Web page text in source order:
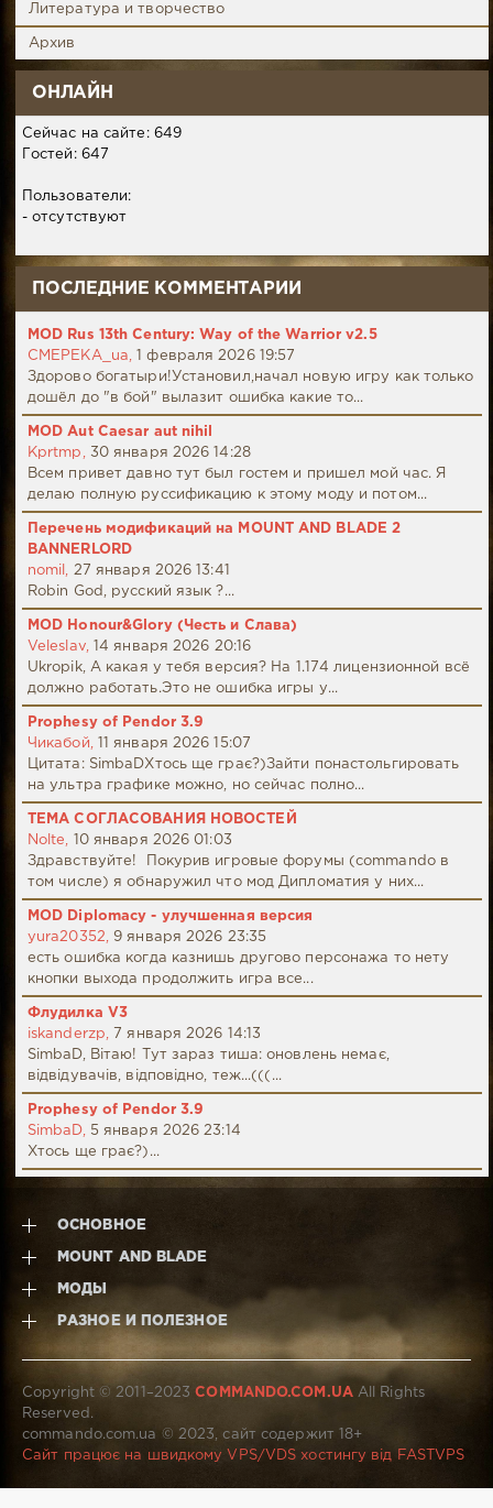
Литература и творчество
Архив
ОНЛАЙН
Сейчас на сайте: 649
Гостей: 647
Пользователи:
- отсутствуют
ПОСЛЕДНИЕ КОММЕНТАРИИ
MOD Rus 13th Century: Way of the Warrior v2.5
CMEPEKA_ua,
1 февраля 2026 19:57
Здорово богатыри!Установил,начал новую игру как только
дошёл до "в бой" вылазит ошибка какие то...
MOD Aut Caesar aut nihil
Kprtmp,
30 января 2026 14:28
Всем привет давно тут был гостем и пришел мой час. Я
делаю полную руссификацию к этому моду и потом...
Перечень модификаций на MOUNT AND BLADE 2
BANNERLORD
nomil,
27 января 2026 13:41
Robin God, русский язык ?...
MOD Honour&Glory (Честь и Слава)
Veleslav,
14 января 2026 20:16
Ukropik, А какая у тебя версия? На 1.174 лицензионной всё
должно работать.Это не ошибка игры у...
Prophesy of Pendor 3.9
Чикабой,
11 января 2026 15:07
Цитата: SimbaDХтось ще грає?)Зайти понастольгировать
на ультра графике можно, но сейчас полно...
ТЕМА СОГЛАСОВАНИЯ НОВОСТЕЙ
Nolte,
10 января 2026 01:03
Здравствуйте! Покурив игровые форумы (commando в
том числе) я обнаружил что мод Дипломатия у них...
MOD Diplomacy - улучшенная версия
yura20352,
9 января 2026 23:35
есть ошибка когда казнишь другово персонажа то нету
кнопки выхода продолжить игра все...
Флудилка V3
iskanderzp,
7 января 2026 14:13
SimbaD, Вітаю! Тут зараз тиша: оновлень немає,
відвідувачів, відповідно, теж...(((...
Prophesy of Pendor 3.9
SimbaD,
5 января 2026 23:14
Хтось ще грає?)...
ОСНОВНОЕ
MOUNT AND BLADE
МОДЫ
РАЗНОЕ И ПОЛЕЗНОЕ
Copyright © 2011–2023COMMANDO.COM.UAAll Rights
Reserved.
commando.com.ua © 2023, сайт содержит 18+
Сайт працює на швидкому VPS/VDS хостингу від FASTVPS